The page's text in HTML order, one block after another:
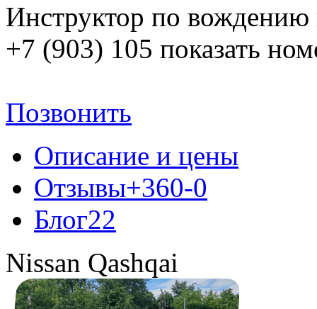
Инструктор по
+7 (903) 105 показать
Позвонить
Описание и цены
Отзывы+360-0
Блог22
Nissan Qashqai